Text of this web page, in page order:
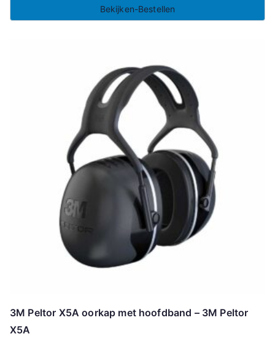
Bekijken-Bestellen
3M Peltor X5A oorkap met hoofdband – 3M Peltor
X5A